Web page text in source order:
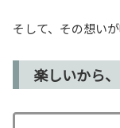
そして、その想い
楽しいから